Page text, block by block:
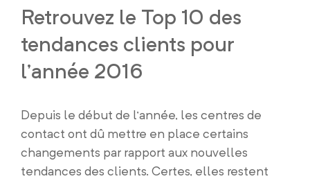
Retrouvez le Top 10 des
tendances clients pour
l’année 2016
Depuis le début de l’année, les centres de
contact ont dû mettre en place certains
changements par rapport aux nouvelles
tendances des clients. Certes, elles restent